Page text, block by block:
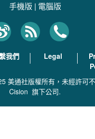
手機版 | 電腦版
我們 Legal
美通社版權所有，未經許可
Cision 旗下公司.